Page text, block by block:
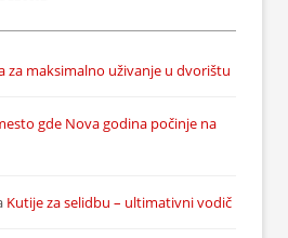
za maksimalno uživanje u dvorištu
gde Nova godina počinje na
Kutije za selidbu – ultimativni vodič